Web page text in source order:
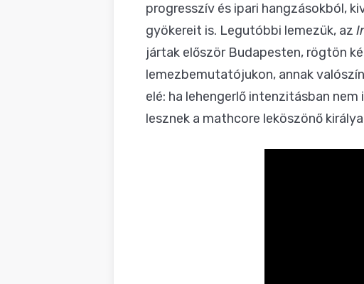
progresszív és ipari hangzásokból,
gyökereit is. Legutóbbi lemezük, az
jártak először Budapesten, rögtön
lemezbemutatójukon, annak
elé: ha lehengerlő intenzitásban
lesznek a mathcore leköszönő